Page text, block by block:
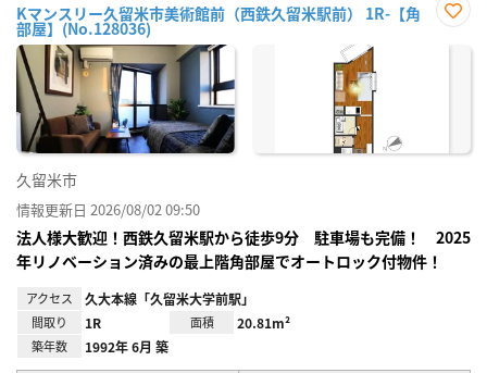
Kマンスリー久留米市美術館前（西鉄久留米駅前） 1R-【角
部屋】(No.128036)
に入
久留米市
情報更新日 2026/08/02 09:50
法人様大歓迎！西鉄久留米駅から徒歩9分 駐車場も完備！ 2025
年リノベーション済みの最上階角部屋でオートロック付物件！
アクセス 久大本線「久留米大学前駅」
間取り 1R 面積 20.81m²
築年数 1992年 6月 築